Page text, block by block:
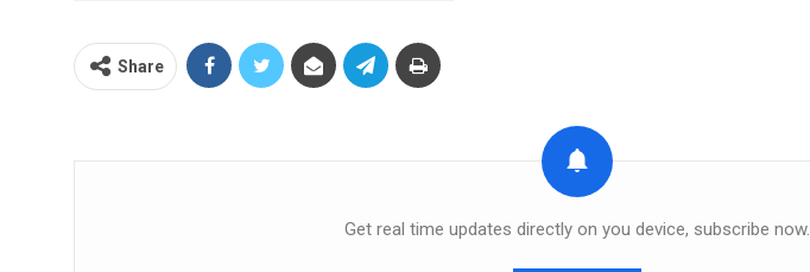
Share
Get real time updates directly on you device, subscribe now.